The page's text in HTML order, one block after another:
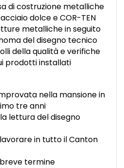
di costruzione metalliche
dolce e COR-TEN
metalliche in seguito
del disegno tecnico
della qualità e verifiche
prodotti installati
nella mansione in
tre anni
lettura del disegno
in tutto il Canton
termine